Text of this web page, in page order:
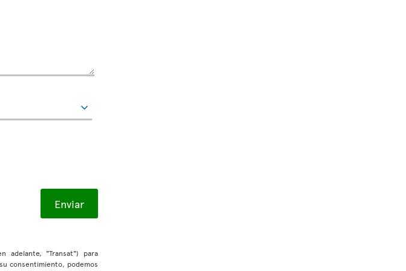
adelante, "Transat") para
consentimiento, podemos